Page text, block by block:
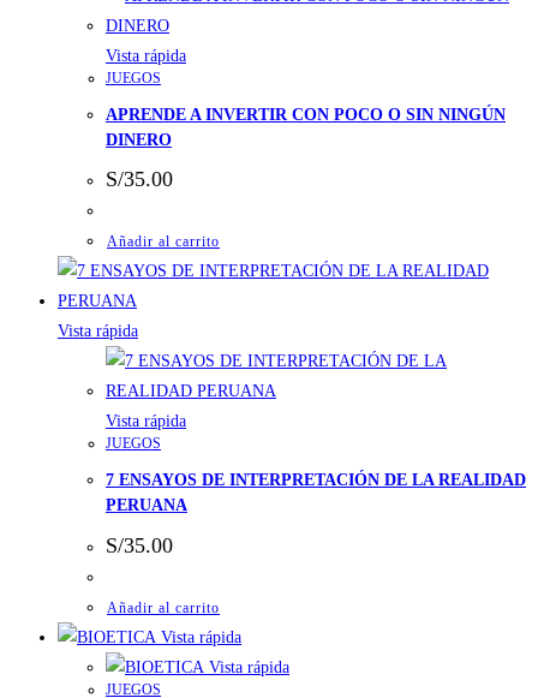
Vista rápida
JUEGOS
APRENDE A INVERTIR CON POCO O SIN NINGÚN
DINERO
S/35.00
Añadir al carrito
Vista rápida
Vista rápida
JUEGOS
7 ENSAYOS DE INTERPRETACIÓN DE LA REALIDAD
PERUANA
S/35.00
Añadir al carrito
Vista rápida
Vista rápida
JUEGOS